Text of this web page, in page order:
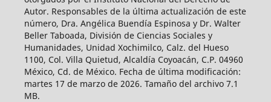
Autor. Responsables de la última actualización de este
número, Dra. Angélica Buendía Espinosa y Dr. Walter
Beller Taboada, División de Ciencias Sociales y
Humanidades, Unidad Xochimilco, Calz. del Hueso
1100, Col. Villa Quietud, Alcaldía Coyoacán, C.P. 04960
México, Cd. de México. Fecha de última modificación:
martes 17 de marzo de 2026. Tamaño del archivo 7.1
MB.